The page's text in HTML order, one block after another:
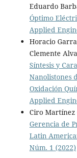
Eduardo
Óptimo
Applied
Horacio
Clemente
Síntesis y
Nanolistones
Oxidación
Applied
Ciro Martínez
Gerencia de
Latin
Núm. 1 (2022)